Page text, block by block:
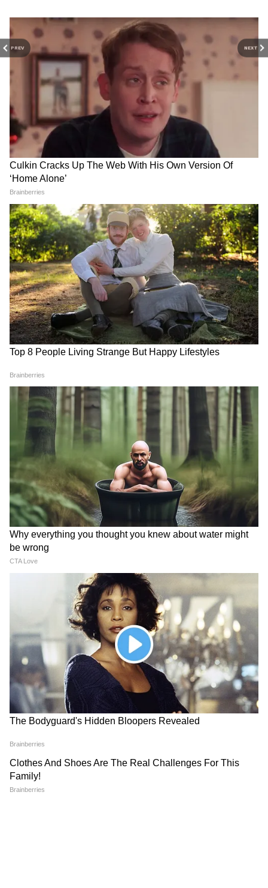
PREV NEXT
आहत और बहुत दुखी हैं। हम निष्पक्ष जांच सुनिश्चित
करने और भक्तों को फिर से विश्वास दिलाने के लिए
प्रतिबद्ध हैं। चंपत राय और ट्रस्टी अनिल मिश्रा के
इस्तीफे मिल गए हैं। इन पर क्या कार्रवाई होगी इसको
लेकर ट्रस्ट अपनी अगली बैठक में फैसला करेगा
NEET UG Result 2026: 720
में से 715 अंक लाकर इन 2 छात्रों ने
रचा इतिहास, 138 ने पार किए 690
अंक!
एक तरफ US-ईरान में जंग की
आहट, दूसरी ओर भारत की
ऐतिहासिक छलांग! जानिए आज
क्या-क्या हुआ?
Weather Update 17 july
2026: बिहार-झारखंड में आज कहां
होगी झमाझम बारिश? जानिए आपके
जिले का पूरा हाल
Weather Today: दिल्ली-NCR,
यूपी, एमपी, राजस्थान और महाराष्ट्र
में बदला मौसम, जानें कहां भारी
बारिश और कहां बढ़ेगी गर्मी
LATEST VIDEOS
विपक्ष का हंगामा, गृह मंत्री Amit Shah का नाम
लेकर बरस पड़े Kiren Rijiju । Monsoon
Session
समुद्र की तरह क्यों हिल रहा था मोरबी के कुएं का
पानी? खुल गया सबसे बड़ा राज